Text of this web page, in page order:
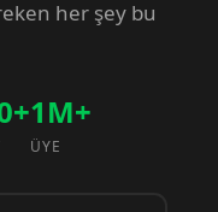
her şey bu
1M+
ÜYE